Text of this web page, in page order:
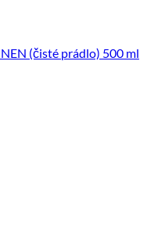
(čisté prádlo) 500 ml